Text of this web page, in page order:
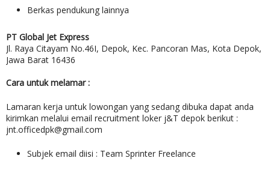
Berkas pendukung lainnya
PT Global Jet Express
Jl. Raya Citayam No.46I, Depok, Kec. Pancoran Mas, Kota Depok,
Jawa Barat 16436
Cara untuk melamar :
Lamaran kerja untuk lowongan yang sedang dibuka dapat anda
kirimkan melalui email recruitment loker j&T depok berikut :
jnt.officedpk@gmail.com
Subjek email diisi : Team Sprinter Freelance